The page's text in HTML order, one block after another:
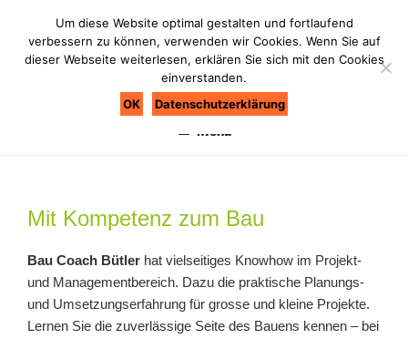
springen
BAU COACH BÜTLER
Bau nie ohne Coach
Menü
Mit Kompetenz zum Bau
Bau Coach Bütler hat vielseitiges Knowhow im Projekt-
und Managementbereich. Dazu die praktische Planungs-
und Umsetzungserfahrung für grosse und kleine Projekte.
Lernen Sie die zuverlässige Seite des Bauens kennen – bei
Um diese Website optimal gestalten und fortlaufend
verbessern zu können, verwenden wir Cookies. Wenn Sie auf
dieser Webseite weiterlesen, erklären Sie sich mit den Cookies
einverstanden.
OK
Datenschutzerklärung